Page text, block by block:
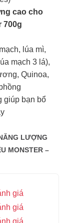
cao cho
700g
lúa mì,
mạch 3 lá),
Quinoa,
giúp bạn bổ
LƯỢNG
MONSTER –
giá
giá